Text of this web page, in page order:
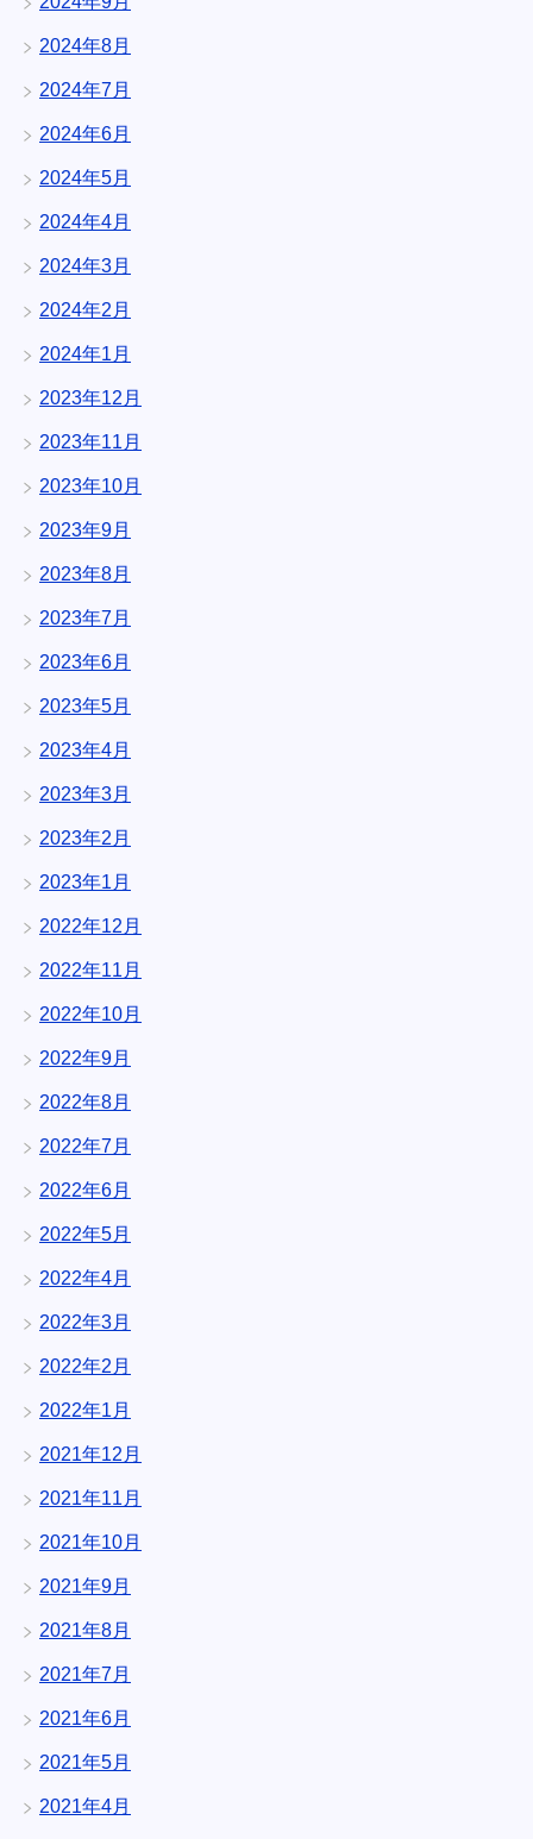
2024年8月
2024年7月
2024年6月
2024年5月
2024年4月
2024年3月
2024年2月
2024年1月
2023年12月
2023年11月
2023年10月
2023年9月
2023年8月
2023年7月
2023年6月
2023年5月
2023年4月
2023年3月
2023年2月
2023年1月
2022年12月
2022年11月
2022年10月
2022年9月
2022年8月
2022年7月
2022年6月
2022年5月
2022年4月
2022年3月
2022年2月
2022年1月
2021年12月
2021年11月
2021年10月
2021年9月
2021年8月
2021年7月
2021年6月
2021年5月
2021年4月